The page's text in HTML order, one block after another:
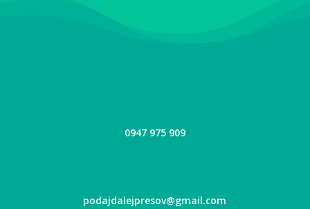
0947 975 909
podajdalejpresov@gmail.com